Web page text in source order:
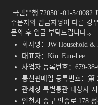
주문자와 입금자명이 다른 경
문의 후 입금 부탁드립니다.。
회사명：JW Household &
대표자：Kim Eun-hee
사업자 등록번호：679-38-
통신판매업 등록번호：第
관세청 특별통관 대상자
인천시 중구 인중로 178